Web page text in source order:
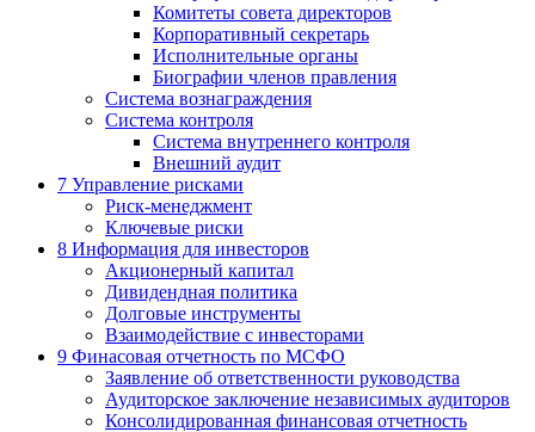
Комитеты совета директоров
Корпоративный секретарь
Исполнительные органы
Биографии членов правления
Система вознаграждения
Система контроля
Система внутреннего контроля
Внешний аудит
7 Управление рисками
Риск-менеджмент
Ключевые риски
8 Информация для инвесторов
Акционерный капитал
Дивидендная политика
Долговые инструменты
Взаимодействие с инвеcторами
9 Финасовая отчетность по МСФО
Заявление об ответственности руководства
Аудиторское заключение независимых аудиторов
Консолидированная финансовая отчетность